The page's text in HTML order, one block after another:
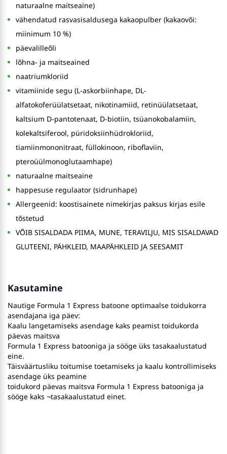
naturaalne maitseaine)
vähendatud rasvasisaldusega kakaopulber (kakaovõi:
miinimum 10 %)
päevalilleõli
lõhna- ja maitseained
naatriumkloriid
vitamiinide segu (L-askorbiinhape, DL-
alfatokoferüülatsetaat, nikotinamiid, retinüülatsetaat,
kaltsium D-pantotenaat, D-biotiin, tsüanokobalamiin,
kolekaltsiferool, püridoksiinhüdrokloriid,
tiamiinmononitraat, füllokinoon, riboflaviin,
pteroüülmonoglutaamhape)
naturaalne maitseaine
happesuse regulaator (sidrunhape)
Allergeenid: koostisainete nimekirjas paksus kirjas esile
tõstetud
VÕIB SISALDADA PIIMA, MUNE, TERAVILJU, MIS SISALDAVAD
GLUTEENI, PÄHKLEID, MAAPÄHKLEID JA SEESAMIT
Kasutamine
Nautige Formula 1 Express batoone optimaalse toidukorra
asendajana iga päev:
Kaalu langetamiseks asendage kaks peamist toidukorda
päevas maitsva
Formula 1 Express batooniga ja sööge üks tasakaalustatud
eine.
Täisväärtusliku toitumise toetamiseks ja kaalu kontrollimiseks
asendage üks peamine
toidukord päevas maitsva Formula 1 Express batooniga ja
sööge kaks ¬tasakaalustatud einet.